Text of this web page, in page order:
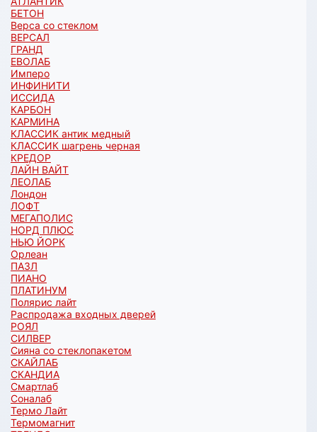
БЕТОН
Верса со стеклом
ВЕРСАЛ
ГРАНД
ЕВОЛАБ
Имперо
ИНФИНИТИ
ИССИДА
КАРБОН
КАРМИНА
КЛАССИК антик медный
КЛАССИК шагрень черная
КРЕДОР
ЛАЙН ВАЙТ
ЛЕОЛАБ
Лондон
ЛОФТ
МЕГАПОЛИС
НОРД ПЛЮС
НЬЮ ЙОРК
Орлеан
ПАЗЛ
ПИАНО
ПЛАТИНУМ
Полярис лайт
Распродажа входных дверей
РОЯЛ
СИЛВЕР
Сияна со стеклопакетом
СКАЙЛАБ
СКАНДИA
Смартлаб
Соналаб
Термо Лайт
Термомагнит